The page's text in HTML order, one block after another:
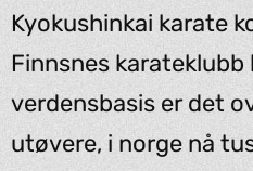
Kyokushinkai karate
Finnsnes
verdensbasis er det
utøvere, i norge nå